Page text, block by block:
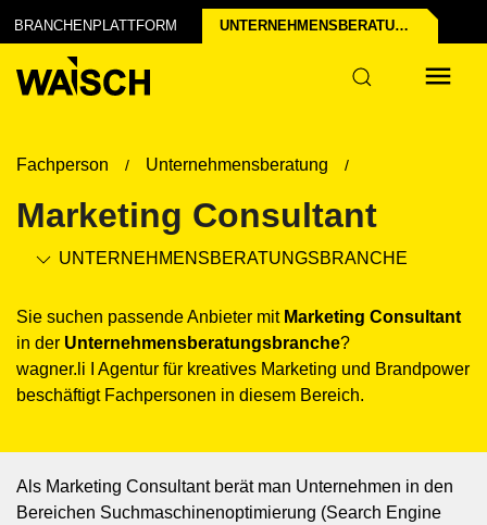
BRANCHENPLATTFORM UNTERNEHMENSBERATUNGS­BRANCHE
Fachperson Unternehmensberatung
Marketing Consultant
UNTERNEHMENSBERATUNGS­BRANCHE
Sie suchen passende Anbieter mit Marketing Consultant
in der Unternehmensberatungs­branche?
wagner.li I Agentur für kreatives Marketing und Brandpower
beschäftigt Fachpersonen in diesem Bereich.
Als Marketing Consultant berät man Unternehmen in den
Bereichen Suchmaschinenoptimierung (Search Engine